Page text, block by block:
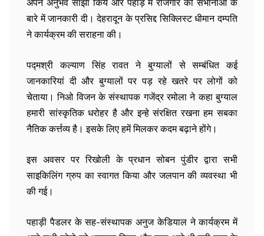
अपने अनुभव साझा किये और पहाड़ में रोजगार की संभानाओं के
बारे में जानकारी दी। देहरादून के प्रसिद्द सिक्लिस्ट धीमान दम्पति
ने कार्यक्रम की सराहना की।
पद्मश्री कल्याण सिंह रावत ने बुग्यालों से सम्बंधित कई
जानकारियां दी और बुग्यालों पर पड़ रहे खतरे पर लोगों को
चेताया। निओ विजन के संस्थापक गजेंद्र रमोला ने कहा बुग्याल
हमारी सांस्कृतिक धरोहर है और इन्हे संरक्षित रखना हम सबका
नैतिक कर्त्तव्य है। इसके लिए हमें मिलकर कदम बढ़ाने होंगे।
इस अवसर पर रिखोली के प्रधान सोबन पुंडीर द्वारा सभी
साइकिलिंग ग्रुप का स्वागत किया और जलपान की व्यवस्था भी
की गई।
पहाड़ी पैडलर के सह-संस्थापक अनुज केडियाल ने कार्यक्रम में